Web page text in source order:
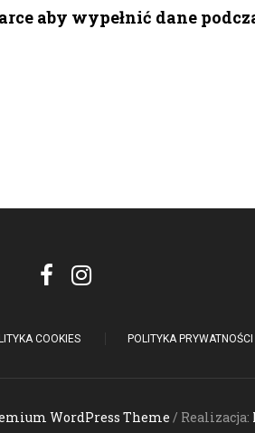
aby wypełnić dane
COOKIES POLITYKA PRYWATNOŚCI
WordPress Theme / Realizacja: